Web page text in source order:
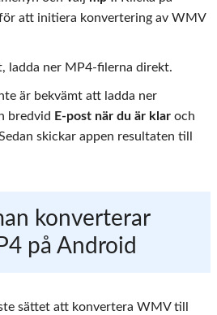
att initiera konvertering av WMV
ladda ner MP4-filerna direkt.
är bekvämt att ladda ner
bredvid E-post när du är klar och
skickar appen resultaten till
konverterar
på Android
sättet att konvertera WMV till